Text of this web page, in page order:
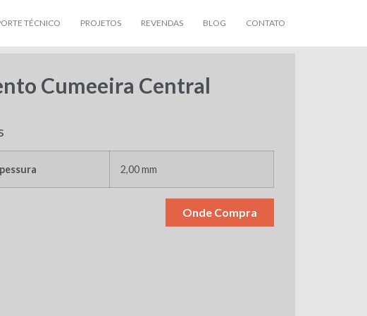
TÉCNICO PROJETOS REVENDAS BLOG CONTATO
Cumeeira Central
2,00 mm
Onde Compra